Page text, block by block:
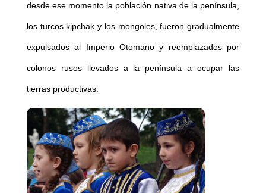
desde ese momento la población nativa de la península,
los turcos kipchak y los mongoles, fueron gradualmente
expulsados al Imperio Otomano y reemplazados por
colonos rusos llevados a la península a ocupar las
tierras productivas.